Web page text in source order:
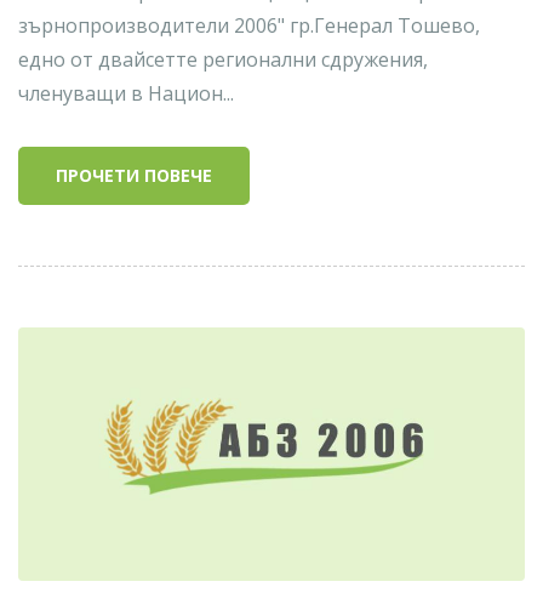
зърнопроизводители 2006" гр.Генерал Тошево,
едно от двайсетте регионални сдружения,
членуващи в Национ...
ПРОЧЕТИ ПОВЕЧЕ